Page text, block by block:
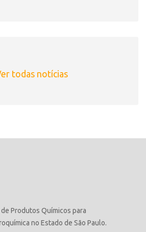
todas notícias
Produtos Químicos para
no Estado de São Paulo.